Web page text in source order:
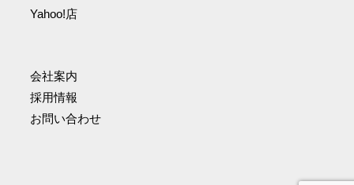
Yahoo!店
会社案内
採用情報
お問い合わせ